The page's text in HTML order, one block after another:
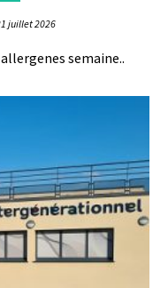
juillet 2026
semaine..